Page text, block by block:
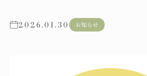
2026.01.30 お知らせ